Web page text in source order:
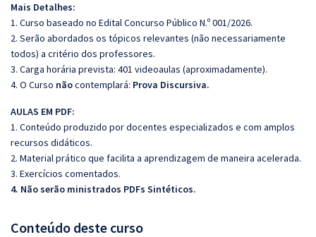
Mais Detalhes:
1. Curso baseado no Edital Concurso Público N.º 001/2026.
2. Serão abordados os tópicos relevantes (não necessariamente
todos) a critério dos professores.
3. Carga horária prevista: 401 videoaulas (aproximadamente).
4. O Curso nãocontemplará: Prova Discursiva.
AULAS EM PDF:
1. Conteúdo produzido por docentes especializados e com amplos
recursos didáticos.
2. Material prático que facilita a aprendizagem de maneira acelerada.
3. Exercícios comentados.
4. Não serão ministrados PDFs Sintéticos.
Conteúdo deste curso